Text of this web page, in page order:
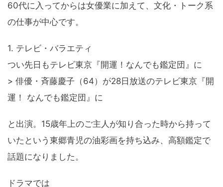
60代に入ってからは女優業に加えて、文化・トーク系
の仕事が中心です。
1. テレビ・バラエティ
つい先日もテレビ東京『開運！なんでも鑑定団』に
> 俳優・斉藤慶子（64）が28日放送のテレビ東京『開
運！ なんでも鑑定団』に
と出演。15歳年上のご主人が知り合った時から持って
いたという東郷青児の油彩画を持ち込み、高額鑑定で
話題になりました。
ドラマでは